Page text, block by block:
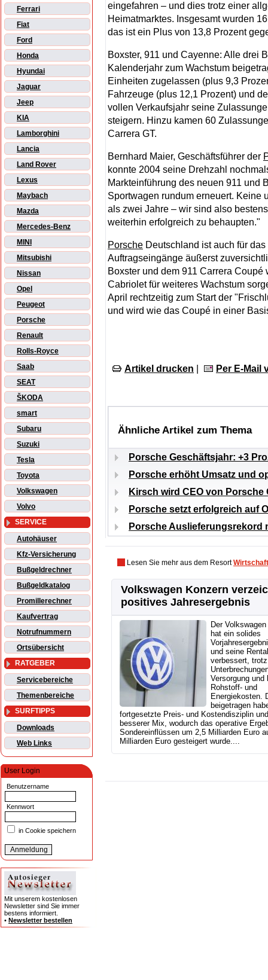
Ferrari
Fiat
Ford
Honda
Hyundai
Jaguar
Jeep
KIA
Lamborghini
Lancia
Land Rover
Lexus
Maybach
Mazda
Mercedes-Benz
MINI
Mitsubishi
Nissan
Opel
Peugeot
Porsche
Renault
Rolls-Royce
Saab
SEAT
ŠKODA
smart
Subaru
Suzuki
Tesla
Toyota
Volkswagen
Volvo
SERVICE
Autohäuser
Kfz-Versicherung
Bußgeldrechner
Bußgeldkatalog
Promillerechner
Kaufvertrag
Notrufnummern
Ortsübersicht
RATGEBER
Servicebereiche
Themenbereiche
SURFTIPPS
Downloads
Web Links
User Login
Benutzername
Kennwort
in Cookie speichern
Mit unserem kostenlosen
Newsletter sind Sie immer
bestens informiert.
• Newsletter bestellen
eingefahren – und dies trotz einer
Heimatmarktes. Insgesamt wurden
das ist ein Plus von 13,8 Prozent
Boxster, 911 und Cayenne: Alle drei
Kalenderjahr zum Wachstum
Einheiten zugelassen (plus 9,3
Fahrzeuge (plus 12,1 Prozent) und
vollen Verkaufsjahr seine
steigern. Hinzu kamen 60
Carrera GT.
Bernhard Maier, Geschäftsführer der
konnte 2004 seine Drehzahl
Markteinführung des neuen 911 und
Sportwagen rundum erneuert. Keine
als zwei Jahre – wir sind also
weiterhin erfolgreich zu behaupten."
Porsche Deutschland ist auch für
Auftragseingänge äußerst
Boxster und dem 911 Carrera
Cabriolet für weiteres Wachstum
April rechtzeitig zum Start der
und wird wie das Coupé in einer
Artikel drucken Per E-Mail
Ähnliche Artikel zum Thema
Porsche Geschäftsjahr: +3
Porsche erhöht Umsatz und
Kirsch wird CEO von
Porsche setzt erfolgreich auf
Porsche Auslieferungsrekord
Lesen Sie mehr aus dem ResortWirtschaft
Volkswagen Konzern
positives Jahresergebnis
Der
hat ein solides
und seine
verbessert, trotz
Versorgung und
Rohstoff- und
Energiekosten.
beigetragen
fortgesetzte Preis- und Kostendisziplin
besserer Mix, wodurch das operative
Sondereinflüssen um 2,5 Milliarden Euro
Milliarden Euro gesteigert wurde....